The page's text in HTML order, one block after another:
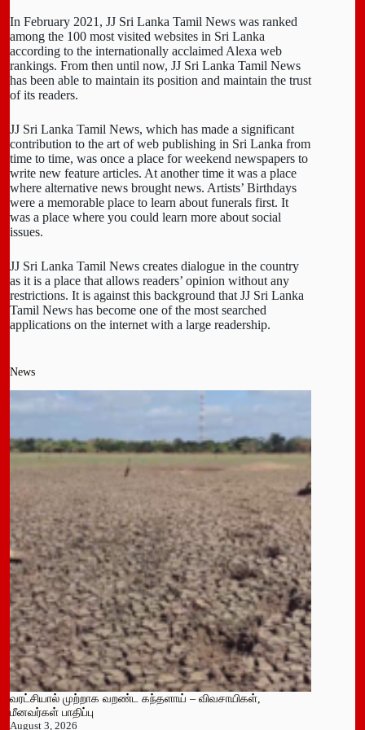
In February 2021, JJ Sri Lanka Tamil News was ranked
among the 100 most visited websites in Sri Lanka
according to the internationally acclaimed Alexa web
rankings. From then until now, JJ Sri Lanka Tamil News
has been able to maintain its position and maintain the trust
of its readers.
JJ Sri Lanka Tamil News, which has made a significant
contribution to the art of web publishing in Sri Lanka from
time to time, was once a place for weekend newspapers to
write new feature articles. At another time it was a place
where alternative news brought news. Artists’ Birthdays
were a memorable place to learn about funerals first. It
was a place where you could learn more about social
issues.
JJ Sri Lanka Tamil News creates dialogue in the country
as it is a place that allows readers’ opinion without any
restrictions. It is against this background that JJ Sri Lanka
Tamil News has become one of the most searched
applications on the internet with a large readership.
News
வரட்சியால் முற்றாக வறண்ட கந்தளாய் – விவசாயிகள்,
மீனவர்கள் பாதிப்பு
August 3, 2026